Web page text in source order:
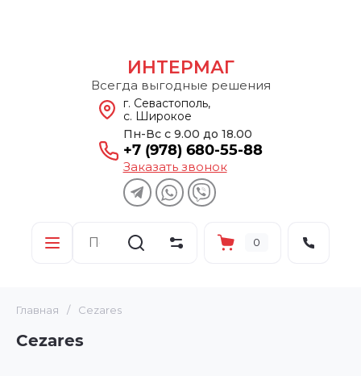
ИНТЕРМАГ
Всегда выгодные решения
г. Севастополь,
с. Широкое
Пн-Вс с 9.00 до 18.00
+7 (978) 680-55-88
Заказать звонок
0
Главная / Cezares
Cezares